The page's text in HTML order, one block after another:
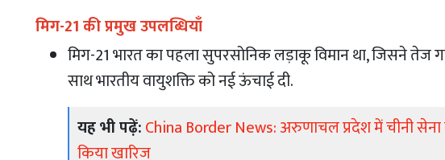
मिग-21 की प्रमुख उपलब्धियाँ
मिग-21 भारत का पहला सुपरसोनिक लड़ाकू विमान था, जिसने तेज
साथ भारतीय वायुशक्ति को नई ऊंचाई दी.
यह भी पढ़ें:China Border News: अरुणाचल प्रदेश में चीनी
किया खारिज